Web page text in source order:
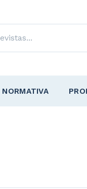
NORMATIVA